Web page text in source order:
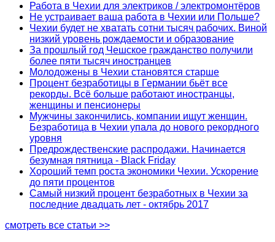
Работа в Чехии для электриков / электромонтёров
Не устраивает ваша работа в Чехии или Польше?
Чехии будет не хватать сотни тысяч рабочих. Виной
низкий уровень рождаемости и образование
За прошлый год Чешское гражданство получили
более пяти тысяч иностранцев
Молодожены в Чехии становятся старше
Процент безработицы в Германии бьёт все
рекорды. Всё больше работают иностранцы,
женщины и пенсионеры
Мужчины закончились, компании ищут женщин.
Безработица в Чехии упала до нового рекордного
уровня
Предрождественские распродажи. Начинается
безумная пятница - Black Friday
Хороший темп роста экономики Чехии. Ускорение
до пяти процентов
Самый низкий процент безработных в Чехии за
последние двадцать лет - октябрь 2017
смотреть все статьи >>